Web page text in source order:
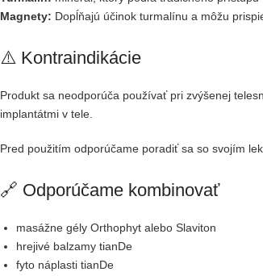
Magnety: Dopĺňajú účinok turmalínu a môžu
⚠️ Kontraindikácie
Produkt sa neodporúča používať pri zvýšenej
implantátmi v tele.
Pred použitím odporúčame poradiť sa so svojím
🔗 Odporúčame kombinovať
masážne gély Orthophyt alebo Slaviton
hrejivé balzamy tianDe
fyto náplasti tianDe